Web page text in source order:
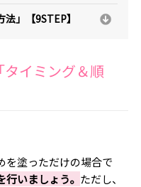
」【9STEP】
イミング＆順
を塗っただけの場合で
いましょう。 ただし、